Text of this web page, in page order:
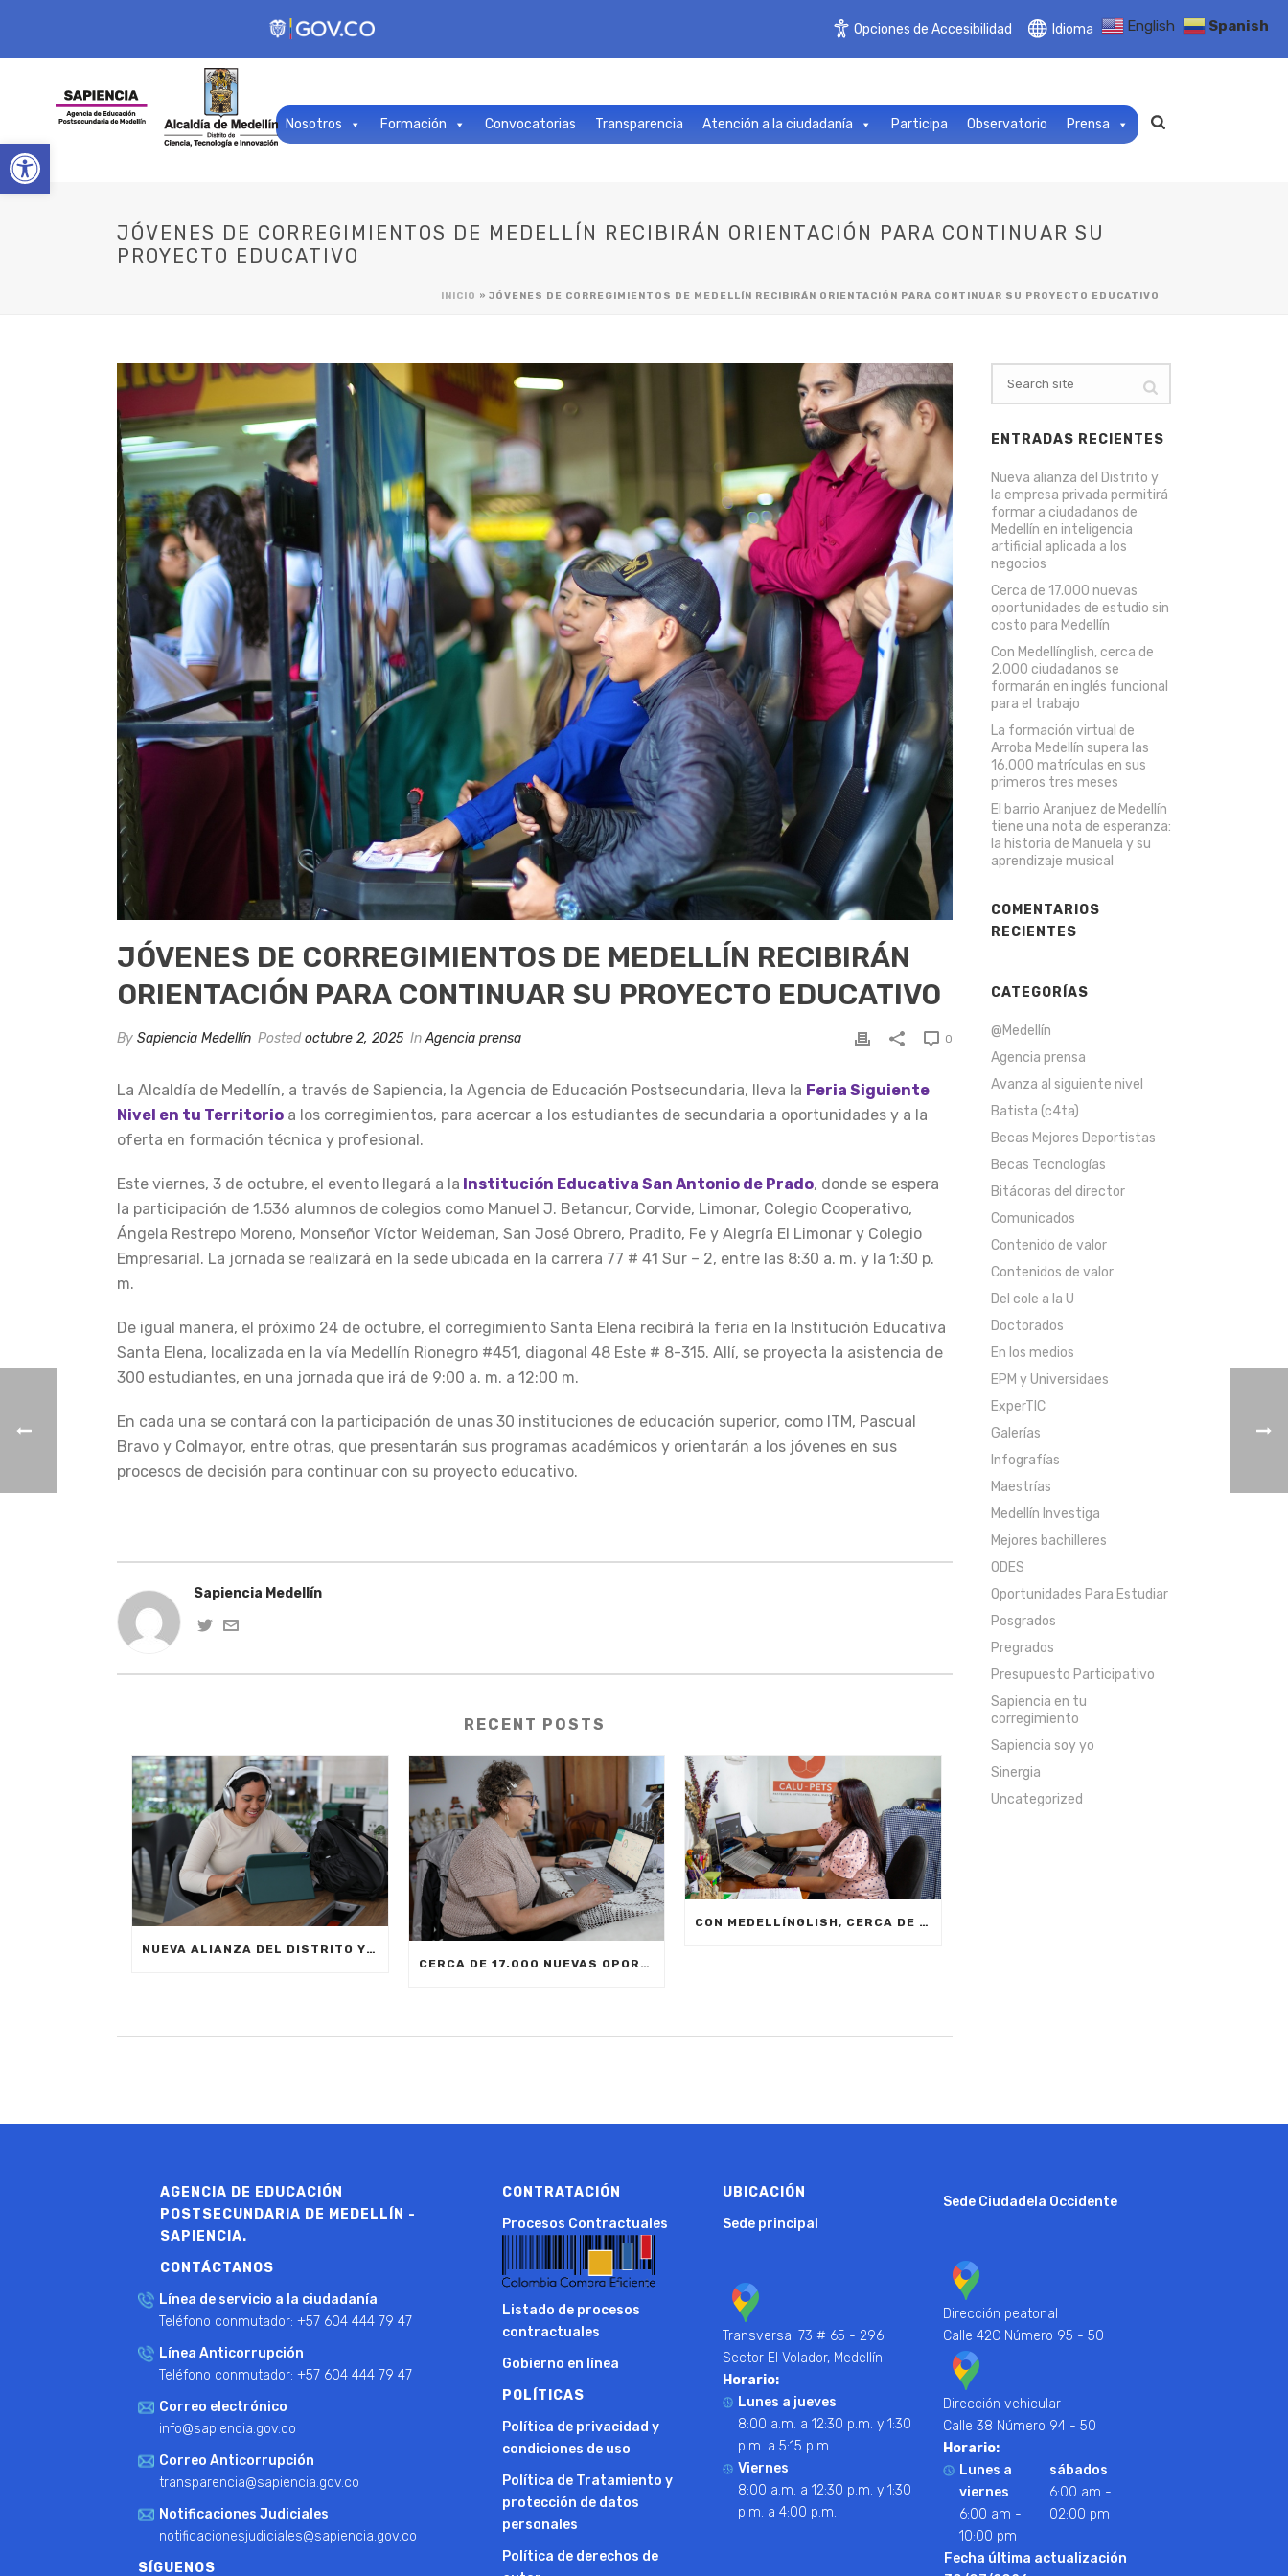
Open toolbar
Opciones de Accesibilidad Idioma
Nosotros Formación Convocatorias Transparencia Atención a la ciudadanía Participa Observatorio Prensa
JÓVENES DE CORREGIMIENTOS DE MEDELLÍN RECIBIRÁN ORIENTACIÓN PARA CONTINUAR SU
PROYECTO EDUCATIVO
INICIO » JÓVENES DE CORREGIMIENTOS DE MEDELLÍN RECIBIRÁN ORIENTACIÓN PARA CONTINUAR SU PROYECTO EDUCATIVO
JÓVENES DE CORREGIMIENTOS DE MEDELLÍN RECIBIRÁN
ORIENTACIÓN PARA CONTINUAR SU PROYECTO EDUCATIVO
By Sapiencia Medellín Postedoctubre 2, 2025 InAgencia prensa 0
La Alcaldía de Medellín, a través de Sapiencia, la Agencia de Educación Postsecundaria, lleva la Feria Siguiente
Nivel en tu Territorio a los corregimientos, para acercar a los estudiantes de secundaria a oportunidades y a la
oferta en formación técnica y profesional.
Este viernes, 3 de octubre, el evento llegará a la Institución Educativa San Antonio de Prado, donde se espera
la participación de 1.536 alumnos de colegios como Manuel J. Betancur, Corvide, Limonar, Colegio Cooperativo,
Ángela Restrepo Moreno, Monseñor Víctor Weideman, San José Obrero, Pradito, Fe y Alegría El Limonar y Colegio
Empresarial. La jornada se realizará en la sede ubicada en la carrera 77 # 41 Sur – 2, entre las 8:30 a. m. y la 1:30 p.
m.
De igual manera, el próximo 24 de octubre, el corregimiento Santa Elena recibirá la feria en la Institución Educativa
Santa Elena, localizada en la vía Medellín Rionegro #451, diagonal 48 Este # 8-315. Allí, se proyecta la asistencia de
300 estudiantes, en una jornada que irá de 9:00 a. m. a 12:00 m.
En cada una se contará con la participación de unas 30 instituciones de educación superior, como ITM, Pascual
Bravo y Colmayor, entre otras, que presentarán sus programas académicos y orientarán a los jóvenes en sus
procesos de decisión para continuar con su proyecto educativo.
Sapiencia Medellín
RECENT POSTS
NUEVA ALIANZA DEL DISTRITO Y LA EMPRESA PRIVADA PERMITIRÁ FORMAR A CIUDADANOS DE MEDELLÍN EN INTELIGENCIA ARTIFICIAL APLICADA A LOS NEGOCIOS
CERCA DE 17.000 NUEVAS OPORTUNIDADES DE ESTUDIO SIN COSTO PARA MEDELLÍN
CON MEDELLÍNGLISH, CERCA DE 2.000 CIUDADANOS SE FORMARÁN EN INGLÉS FUNCIONAL PARA EL TRABAJO
ENTRADAS RECIENTES
Nueva alianza del Distrito y
la empresa privada permitirá
formar a ciudadanos de
Medellín en inteligencia
artificial aplicada a los
negocios
Cerca de 17.000 nuevas
oportunidades de estudio sin
costo para Medellín
Con Medellínglish, cerca de
2.000 ciudadanos se
formarán en inglés funcional
para el trabajo
La formación virtual de
Arroba Medellín supera las
16.000 matrículas en sus
primeros tres meses
El barrio Aranjuez de Medellín
tiene una nota de esperanza:
la historia de Manuela y su
aprendizaje musical
COMENTARIOS
RECIENTES
CATEGORÍAS
@Medellín
Agencia prensa
Avanza al siguiente nivel
Batista (c4ta)
Becas Mejores Deportistas
Becas Tecnologías
Bitácoras del director
Comunicados
Contenido de valor
Contenidos de valor
Del cole a la U
Doctorados
En los medios
EPM y Universidaes
ExperTIC
Galerías
Infografías
Maestrías
Medellín Investiga
Mejores bachilleres
ODES
Oportunidades Para Estudiar
Posgrados
Pregrados
Presupuesto Participativo
Sapiencia en tu
corregimiento
Sapiencia soy yo
Sinergia
Uncategorized
AGENCIA DE EDUCACIÓN
POSTSECUNDARIA DE MEDELLÍN -
SAPIENCIA.
CONTÁCTANOS
Línea de servicio a la ciudadanía
Teléfono conmutador: +57 604 444 79 47
Línea Anticorrupción
Teléfono conmutador: +57 604 444 79 47
Correo electrónico
info@sapiencia.gov.co
Correo Anticorrupción
transparencia@sapiencia.gov.co
Notificaciones Judiciales
notificacionesjudiciales@sapiencia.gov.co
SÍGUENOS
CONTRATACIÓN
Procesos Contractuales
Listado de procesos
contractuales
Gobierno en línea
POLÍTICAS
Política de privacidad y
condiciones de uso
Política de Tratamiento y
protección de datos
personales
Política de derechos de
UBICACIÓN
Sede principal
Transversal 73 # 65 - 296
Sector El Volador, Medellín
Horario:
Lunes a jueves
8:00 a.m. a 12:30 p.m. y 1:30
p.m. a 5:15 p.m.
Viernes
8:00 a.m. a 12:30 p.m. y 1:30
p.m. a 4:00 p.m.
Sede Ciudadela Occidente
Dirección peatonal
Calle 42C Número 95 - 50
Dirección vehicular
Calle 38 Número 94 - 50
Horario:
Lunes a
viernes
6:00 am -
10:00 pm
sábados
6:00 am -
02:00 pm
Fecha última actualización
English Spanish